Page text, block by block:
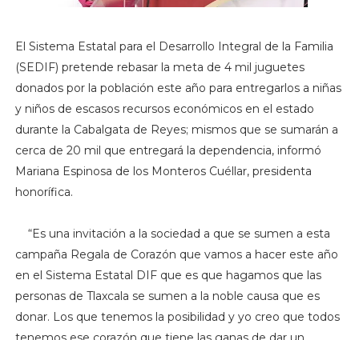
El Sistema Estatal para el Desarrollo Integral de la Familia
(SEDIF) pretende rebasar la meta de 4 mil juguetes
donados por la población este año para entregarlos a niñas
y niños de escasos recursos económicos en el estado
durante la Cabalgata de Reyes; mismos que se sumarán a
cerca de 20 mil que entregará la dependencia, informó
Mariana Espinosa de los Monteros Cuéllar, presidenta
honorífica.
“Es una invitación a la sociedad a que se sumen a esta
campaña Regala de Corazón que vamos a hacer este año
en el Sistema Estatal DIF que es que hagamos que las
personas de Tlaxcala se sumen a la noble causa que es
donar. Los que tenemos la posibilidad y yo creo que todos